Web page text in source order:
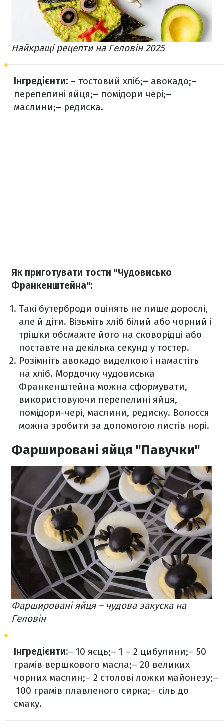
Найкращі рецепти на Геловін 2025
Інгредієнти: – тостовий хліб;– авокадо;–
перепелині яйця;– помідори чері;–
маслини;– редиска.
Як приготувати тости "Чудовисько
Франкенштейна":
Такі бутерброди оцінять не лише дорослі,
але й діти. Візьміть хліб білий або чорний і
трішки обсмажте його на сковорідці або
поставте на декілька секунд у тостер.
Розімніть авокадо виделкою і намастіть
на хліб. Мордочку чудовиська
Франкенштейна можна сформувати,
використовуючи перепелині яйця,
помідори-чері, маслини, редиску. Волосся
можна зробити за допомогою листів норі.
Фаршировані яйця "Павучки"
Фаршировані яйця – чудова закуска на
Геловін
Інгредієнти:– 10 яєць;– 1 – 2 цибулини;– 50
грамів вершкового масла;– 20 великих
чорних маслин;– 2 столові ложки майонезу;–
100 грамів плавленого сирка;– сіль до
смаку.